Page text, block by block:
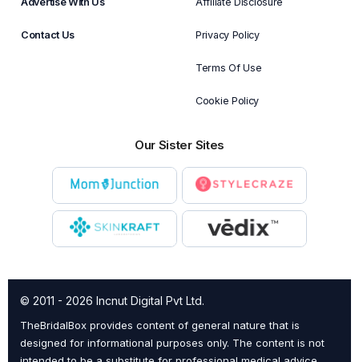
Contact Us Privacy Policy
Terms Of Use
Cookie Policy
Our Sister Sites
© 2011 - 2026 Incnut Digital Pvt Ltd.
TheBridalBox provides content of general nature that is
designed for informational purposes only. The content is not